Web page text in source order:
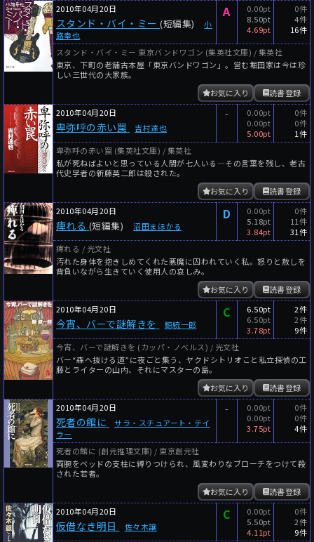
2010年04月20日
スタンド・バイ・ミー (短編集)
小
路幸也
A
0.00pt
8.50pt
4.69pt
0件
4件
16件
スタンド・バイ・ミー 東京バンドワゴン (集英社文庫) / 集英社
東京、下町の老舗古本屋「東京バンドワゴン」。営む堀田家は今は珍
しい三世代の大家族。
読書登録
お気に入り
2010年04月20日
卑弥呼の赤い罠 吉村達也
-
0.00pt
0.00pt
5.00pt
0件
0件
1件
卑弥呼の赤い罠 (集英社文庫) / 集英社
私が死ねばよいと思っている人間が七人いる―その言葉を残し、老古
代史学者の新藤英二郎は殺された。
読書登録
お気に入り
2010年04月20日
痺れる (短編集) 沼田まほかる
D
0.00pt
5.18pt
3.84pt
0件
11件
31件
痺れる / 光文社
汚れた身体を抱きしめてくれた悪魔に囚われていく私。怒りと赦しを
背負いながら生きていく使用人の哀しみ。
読書登録
お気に入り
2010年04月20日
今宵、バーで謎解きを 鯨統一郎
C
6.50pt
6.50pt
3.78pt
2件
2件
9件
今宵、バーで謎解きを (カッパ・ノベルス) / 光文社
バー“森へ抜ける道”に夜ごと集う、ヤクドシトリオこと私立探偵の工
藤とライターの山内、それにマスターの島。
読書登録
お気に入り
2010年04月20日
死者の館に
サラ・スチュアート・テイ
ラー
-
0.00pt
0.00pt
3.75pt
0件
0件
4件
死者の館に (創元推理文庫) / 東京創元社
両腕をベッドの支柱に縛りつけられ、風変わりなブローチをつけて殺
された若者。
読書登録
お気に入り
2010年04月20日
仮借なき明日 佐々木譲
C
0.00pt
5.50pt
4.11pt
0件
2件
9件